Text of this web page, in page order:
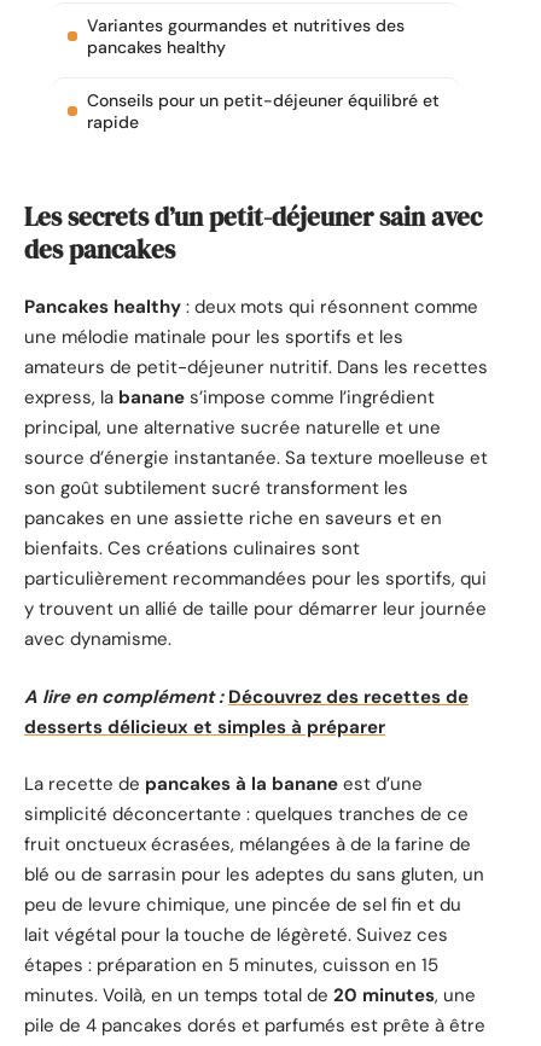
Variantes gourmandes et nutritives des
pancakes healthy
Conseils pour un petit-déjeuner équilibré et
rapide
Les secrets d’un petit-déjeuner sain avec
des pancakes
Pancakes healthy : deux mots qui résonnent comme
une mélodie matinale pour les sportifs et les
amateurs de petit-déjeuner nutritif. Dans les recettes
express, la banane s’impose comme l’ingrédient
principal, une alternative sucrée naturelle et une
source d’énergie instantanée. Sa texture moelleuse et
son goût subtilement sucré transforment les
pancakes en une assiette riche en saveurs et en
bienfaits. Ces créations culinaires sont
particulièrement recommandées pour les sportifs, qui
y trouvent un allié de taille pour démarrer leur journée
avec dynamisme.
A lire en complément : Découvrez des recettes de
desserts délicieux et simples à préparer
La recette de pancakes à la banane est d’une
simplicité déconcertante : quelques tranches de ce
fruit onctueux écrasées, mélangées à de la farine de
blé ou de sarrasin pour les adeptes du sans gluten, un
peu de levure chimique, une pincée de sel fin et du
lait végétal pour la touche de légèreté. Suivez ces
étapes : préparation en 5 minutes, cuisson en 15
minutes. Voilà, en un temps total de 20 minutes, une
pile de 4 pancakes dorés et parfumés est prête à être